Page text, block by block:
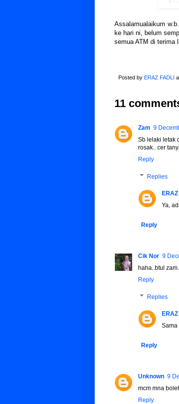
Assalamualaikum
ke hari ni, belum
semua ATM di terima
Posted by ERAZ FADLI
11
Zam 9
Sb lelaki letak
rosak.. cer
Reply
Replies
ERAZ
Ya,
Reply
Cik Nor 9
haha..btul
Reply
Replies
ERAZ
Sama
Reply
Unknown 9
mcm mna
Reply